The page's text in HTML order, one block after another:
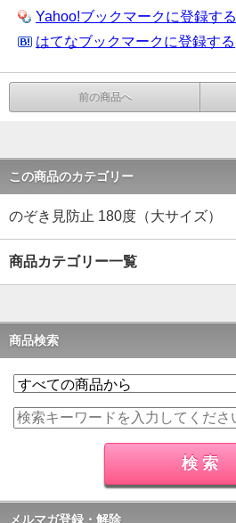
Yahoo!ブックマークに登録する
はてなブックマークに登録する
前の商品へ
この商品のカテゴリー
のぞき見防止 180度（大サイズ）
商品カテゴリー一覧
商品検索
メルマガ登録・解除